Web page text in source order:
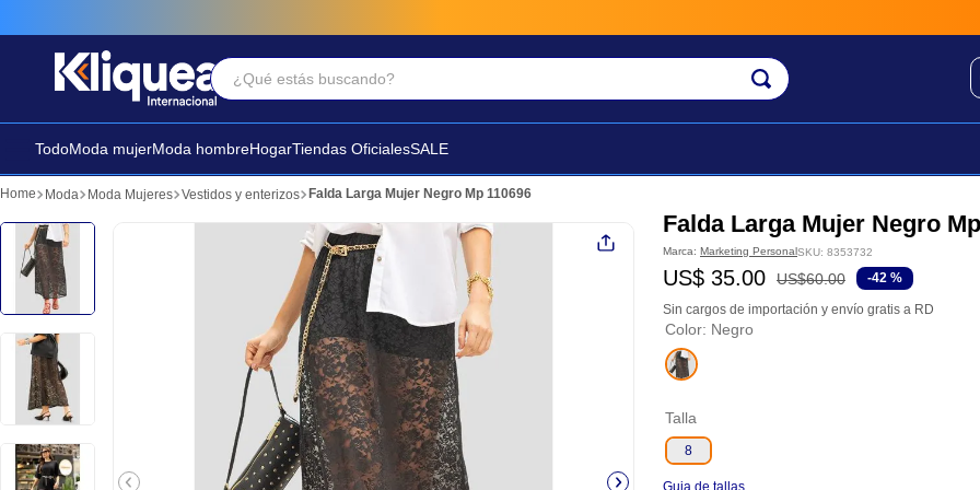
¿Qué estás buscando?
TodoModa mujerModa hombreHogarTiendas OficialesSALE
Moda Moda Mujeres Vestidos y enterizos Falda Larga Mujer Negro Mp 110696
Falda Larga Mujer Negro
Marca: Marketing PersonalSKU: 8353732
US$ 35.00 US$60.00 -42 %
Sin cargos de importación y envío gratis a RD
Color: Negro
Talla
8
Términos Más Buscados
2. faldas